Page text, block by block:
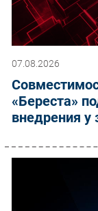
07.08.2026
«Береста»
внедрения у